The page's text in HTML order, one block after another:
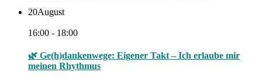
20August
16:00 - 18:00
🌿 Ge(h)dankenwege: Eigener Takt – Ich erlaube mir
meinen Rhythmus